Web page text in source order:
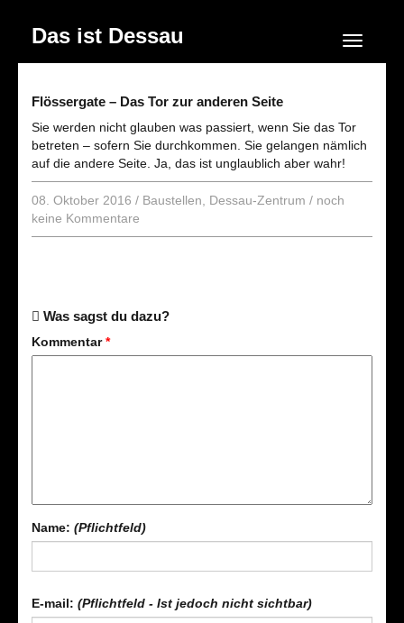
Das ist Dessau Navigation
Flössergate – Das Tor zur anderen Seite
Sie werden nicht glauben was passiert, wenn Sie das Tor
betreten – sofern Sie durchkommen. Sie gelangen nämlich
auf die andere Seite. Ja, das ist unglaublich aber wahr!
08. Oktober 2016 / Baustellen Dessau-Zentrum / noch
keine Kommentare
Was sagst du dazu?
Kommentar*
Name: (Pflichtfeld)
E-mail: (Pflichtfeld - Ist jedoch nicht sichtbar)